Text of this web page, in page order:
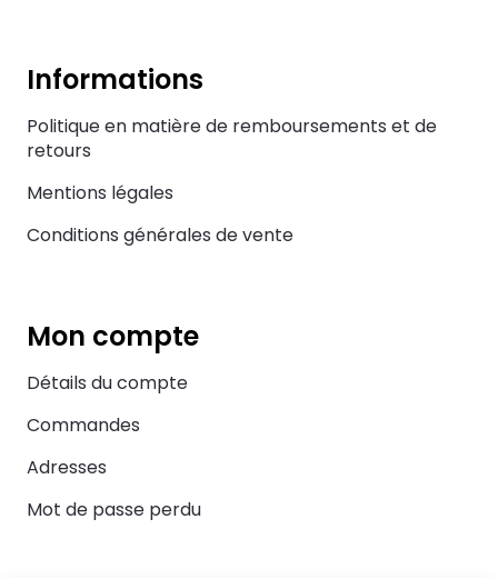
Informations
Politique en matière de remboursements et de
retours
Mentions légales
Conditions générales de vente
Mon compte
Détails du compte
Commandes
Adresses
Mot de passe perdu